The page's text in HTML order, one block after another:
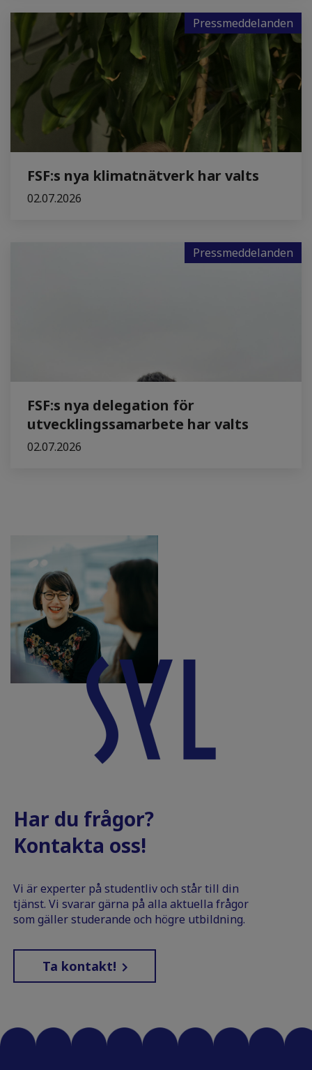
Pressmeddelanden
FSF:s nya klimatnätverk har valts
02.07.2026
Pressmeddelanden
FSF:s nya delegation för
utvecklingssamarbete har valts
02.07.2026
Har du frågor?
Kontakta oss!
Vi är experter på studentliv och står till din
tjänst. Vi svarar gärna på alla aktuella frågor
som gäller studerande och högre utbildning.
Ta kontakt!